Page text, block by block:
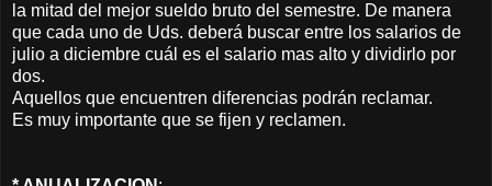
la mitad del mejor sueldo bruto del semestre. De manera
que cada uno de Uds. deberá buscar entre los salarios de
julio a diciembre cuál es el salario mas alto y dividirlo por
dos.
Aquellos que encuentren diferencias podrán reclamar.
Es muy importante que se fijen y reclamen.